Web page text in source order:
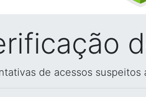
de acessos